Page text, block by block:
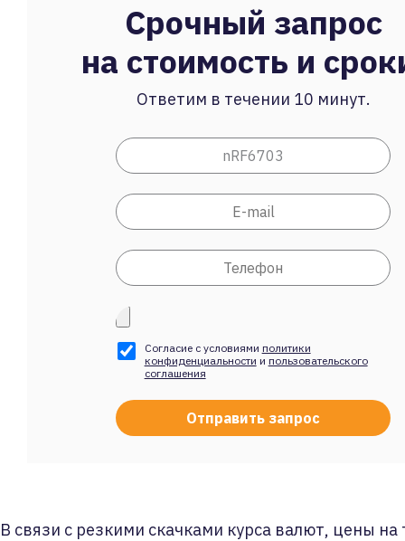
Срочный запрос
на стоимость и
Ответим в течении 10 минут.
Согласие с условиями политики
конфиденциальности и пользовательского
соглашения
В связи с резкими скачками курса валют, цены на